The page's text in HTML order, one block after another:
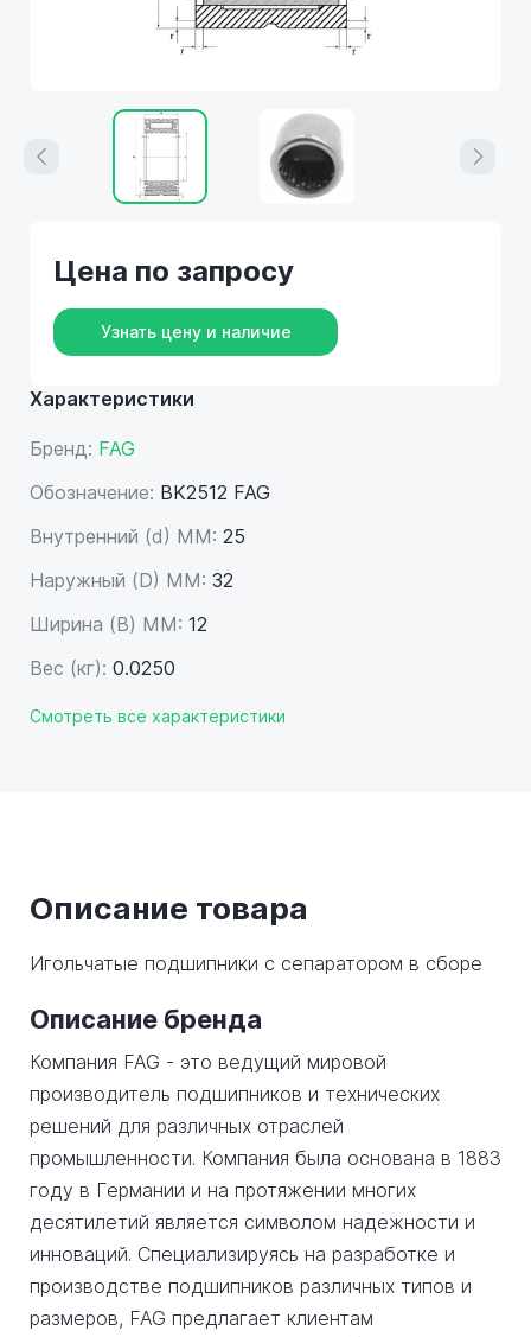
Характеристики
Бренд: FAG
Обозначение: BK2512 FAG
Внутренний (d) ММ: 25
Наружный (D) ММ: 32
Ширина (B) MM: 12
Вес (кг): 0.0250
Смотреть все характеристики
Цена по запросу
Узнать цену и наличие
Описание товара
Игольчатые подшипники с сепаратором в сборе
Описание бренда
Компания FAG - это ведущий мировой
производитель подшипников и технических
решений для различных отраслей
промышленности. Компания была основана в 1883
году в Германии и на протяжении многих
десятилетий является символом надежности и
инноваций. Специализируясь на разработке и
производстве подшипников различных типов и
размеров, FAG предлагает клиентам